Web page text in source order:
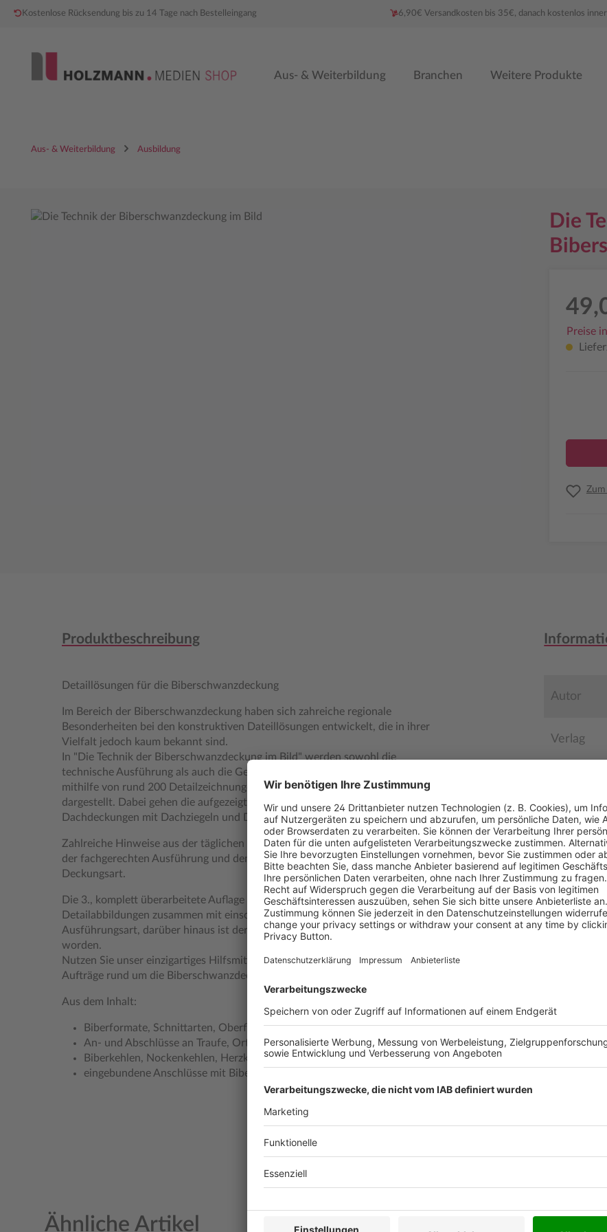
Kostenlose Rücksendung bis zu 14 Tage nach Bestelleingang 6,90€ Versandkosten bis 35€, danach kostenlos
Aus- & Weiterbildung Branchen Weitere Produkte
Aus- & Weiterbildung Ausbildung
Bildergalerie überspringen
Die
Preise
Produktbeschreibung
Detaillösungen für die Biberschwanzdeckung
Im Bereich der Biberschwanzdeckung haben sich zahreiche regionale
Besonderheiten bei den konstruktiven Dateillösungen entwickelt, die in ihrer
Vielfalt jedoch kaum bekannt sind.
In "Die Technik der Biberschwanzdeckung im Bild" werden sowohl die
technische Ausführung als auch die Gestaltungsmöglichkeiten dieser Deckart
mithilfe von rund 200 Detailzeichnungen und Farbfotos leicht verständlich
dargestellt. Dabei gehen die aufgezeigten Lösungen über die "Fachregel für
Dachdeckungen mit Dachziegeln und Dachsteinen" weit hinaus.
Zahlreiche Hinweise aus der täglichen Praxis bieten sichere Unterstützung bei
der fachgerechten Ausführung und den vielfältigen Möglichkeiten dieser
Deckungsart.
Die 3., komplett überarbeitete Auflage enthält zahlreiche neue
Detailabbildungen zusammen mit einschlägigen Erläuterungen zur
Ausführungsart, darüber hinaus ist der Titel inhaltlich gestrafft und präzisiert
worden.
Nutzen Sie unser einzigartiges Hilfsmittel zur sicheren Bewältigung Ihrer
Aufträge rund um die Biberschwanzdeckung!
Aus dem Inhalt:
Biberformate, Schnittarten, Oberflächen
An- und Abschlüsse an Traufe, Ortgang und Grat
Biberkehlen, Nockenkehlen, Herzkehlen und Einfäller
eingebundene Anschlüsse mit Biberschwanzziegeln
Autor
Verlag
Seitenzahl
Anzahl
Bestell-Nr.
ISBN
Ähnliche Artikel